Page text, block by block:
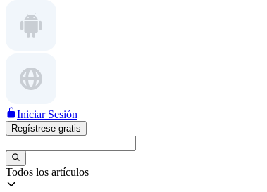
Iniciar Sesión
Regístrese gratis
Todos los artículos